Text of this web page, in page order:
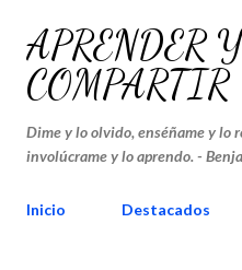
Ir al
APRENDER Y
COMPARTIR
Dime y lo olvido, enséñame y lo
involúcrame y lo aprendo. -
Inicio Destacados